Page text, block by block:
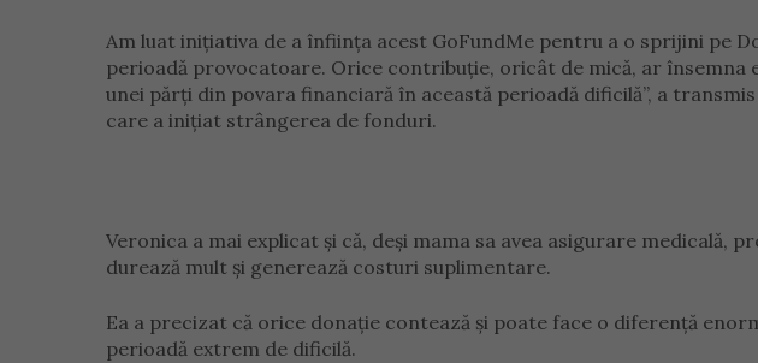
Am luat inițiativa de a înființa acest GoFundMe pentru a o sprijini pe
perioadă provocatoare. Orice contribuție, oricât de mică, ar însemna
unei părți din povara financiară în această perioadă dificilă”, a
care a inițiat strângerea de fonduri.
Veronica a mai explicat și că, deși mama sa avea asigurare
durează mult și generează costuri suplimentare.
Ea a precizat că orice donație contează și poate face o diferență
perioadă extrem de dificilă.